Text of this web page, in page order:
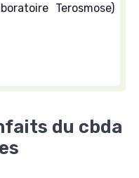
Terosmose)
du cbda